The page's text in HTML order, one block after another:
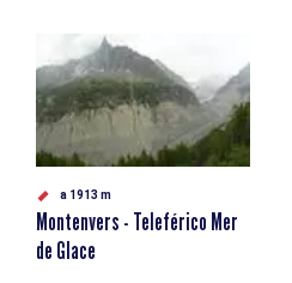
a 1913 m
Montenvers - Teleférico Mer
de Glace